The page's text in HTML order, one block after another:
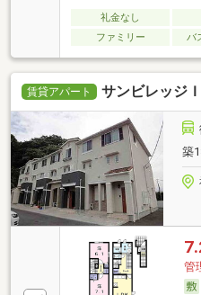
礼金なし
ファミリー
バ
賃貸アパート サンビレッジＩ
築
管